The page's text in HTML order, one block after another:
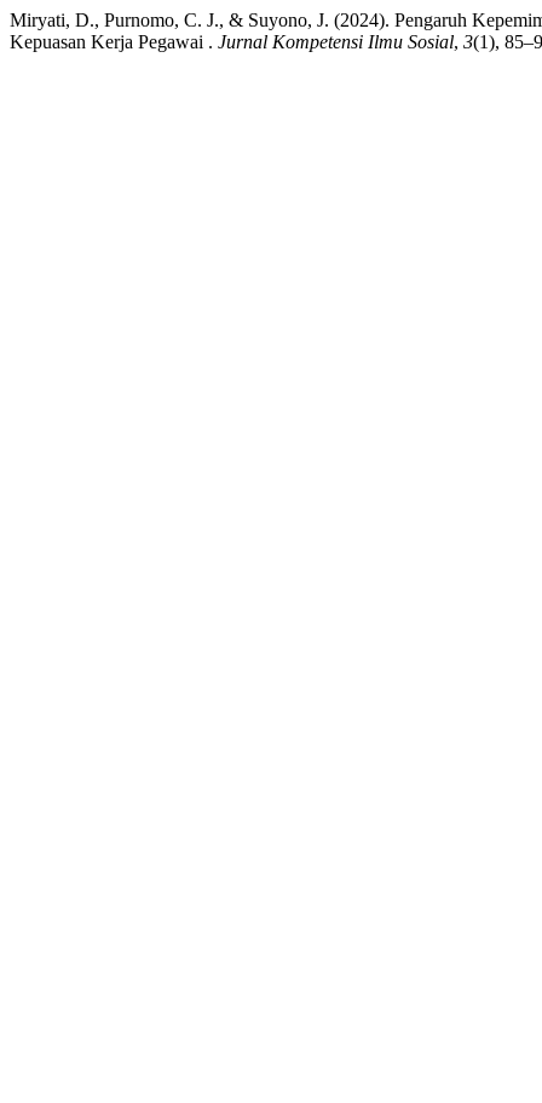
Miryati, D., Purnomo, C. J., & Suyono, J. (2024). Pengaruh
Kepuasan Kerja Pegawai . Jurnal Kompetensi Ilmu Sosial, 3(1),